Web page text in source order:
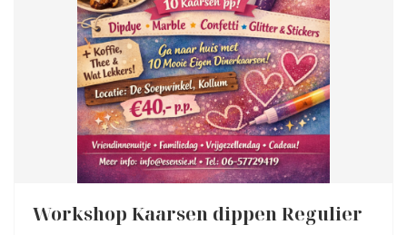
Workshop Kaarsen dippen Regulier